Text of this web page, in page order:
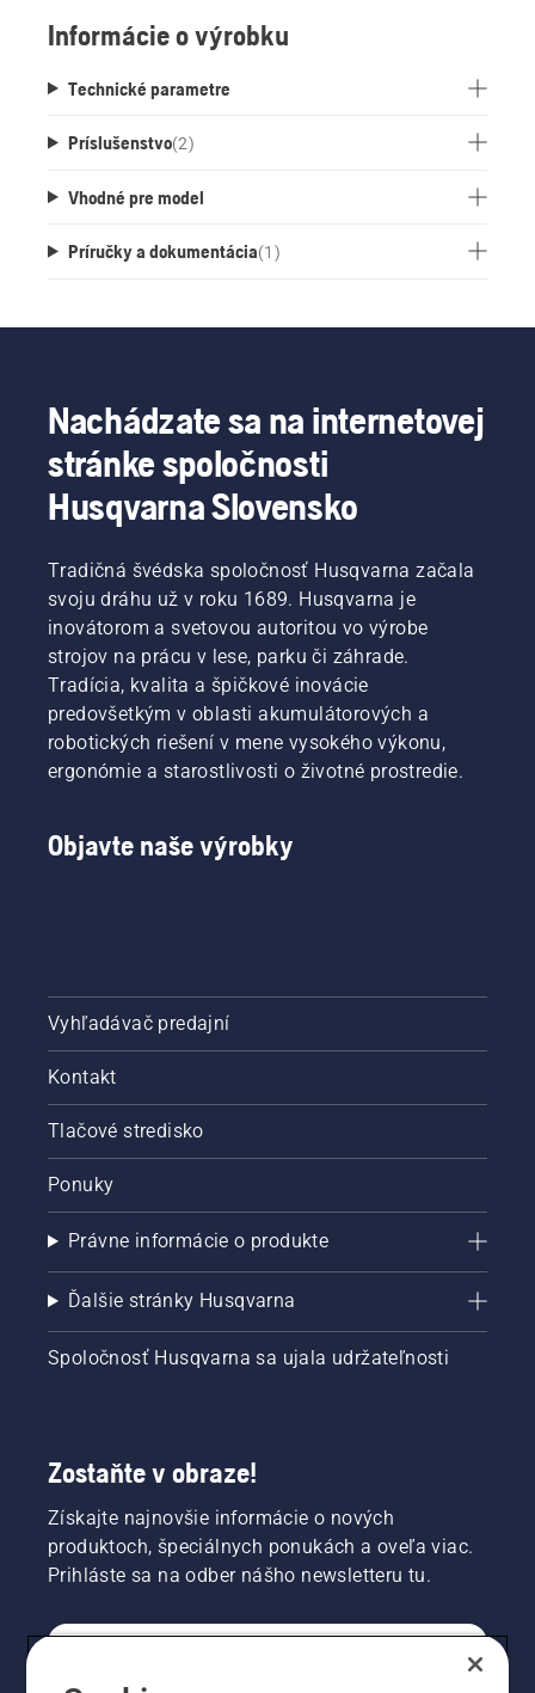
Informácie o výrobku
Technické parametre
Príslušenstvo(2)
Vhodné pre model
Príručky a dokumentácia(1 )
Nachádzate sa na internetovej
stránke spoločnosti
Husqvarna Slovensko
Tradičná švédska spoločnosť Husqvarna začala
svoju dráhu už v roku 1689. Husqvarna je
inovátorom a svetovou autoritou vo výrobe
strojov na prácu v lese, parku či záhrade.
Tradícia, kvalita a špičkové inovácie
predovšetkým v oblasti akumulátorových a
robotických riešení v mene vysokého výkonu,
ergonómie a starostlivosti o životné prostredie.
Objavte naše výrobky
Vyhľadávač predajní
Kontakt
Tlačové stredisko
Ponuky
Právne informácie o produkte
Ďalšie stránky Husqvarna
Spoločnosť Husqvarna sa ujala udržateľnosti
Zostaňte v obraze!
Získajte najnovšie informácie o nových
produktoch, špeciálnych ponukách a oveľa viac.
Prihláste sa na odber nášho newsletteru tu.